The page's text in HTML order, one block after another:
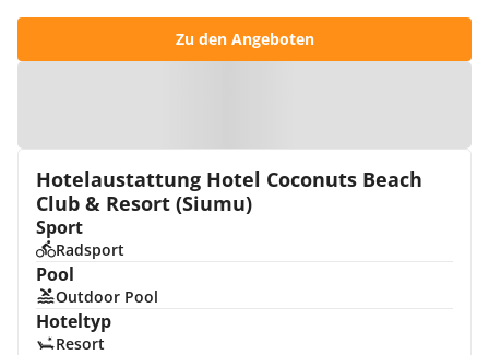
Zu den Angeboten
Hotelaustattung Hotel Coconuts Beach
Club & Resort (Siumu)
Sport
Radsport
Pool
Outdoor Pool
Hoteltyp
Resort